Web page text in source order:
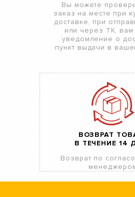
Вы можете
заказ на месте при
доставке, при
или через ТК, вам
уведомление о
пункт выдачи в
ВОЗВРАТ
В ТЕЧЕНИЕ 14
Возврат по